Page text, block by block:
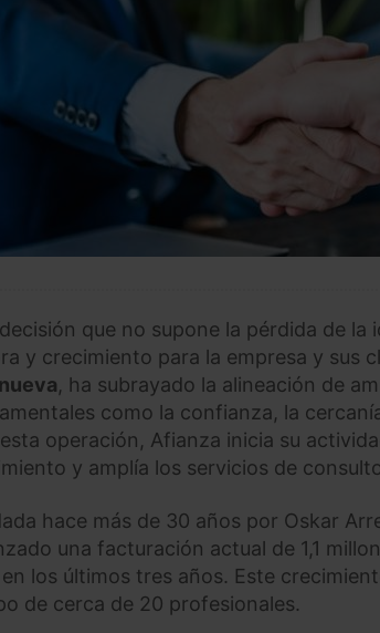
que no supone la pérdida de
y crecimiento para la empresa y sus
, ha subrayado la alineación de
como la confianza, la
operación, Afianza inicia su
y amplía los servicios de
hace más de 30 años por Oskar
una facturación actual de 1,1
en los últimos tres años. Este
de cerca de 20 profesionales.